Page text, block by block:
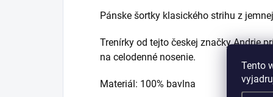
Tento
Pánske šortky klasického strihu z
Trenírky od tejto českej značky Andrie
na celodenné nosenie.
Materiál: 100% bavlna